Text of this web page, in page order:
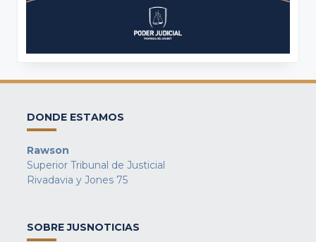
DONDE ESTAMOS
Rawson
Superior Tribunal de Justicial
Rivadavia y Jones 75
SOBRE JUSNOTICIAS